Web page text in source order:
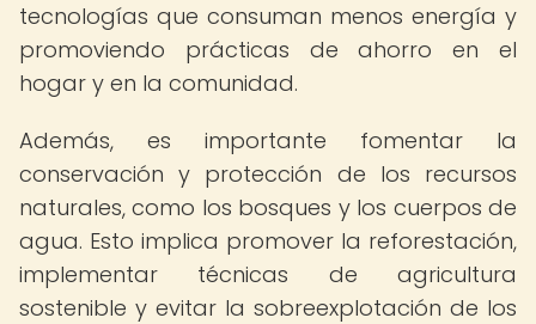
tecnologías que consuman menos energía y
promoviendo prácticas de ahorro en el
hogar y en la comunidad.
Además, es importante fomentar la
conservación y protección de los recursos
naturales, como los bosques y los cuerpos de
agua. Esto implica promover la reforestación,
implementar técnicas de agricultura
sostenible y evitar la sobreexplotación de los